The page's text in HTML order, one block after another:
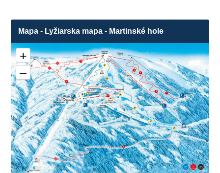
Mapa - Lyžiarska mapa - Martinské hole
1
1
2
2
3
3
4
4
6
6
7
8
8
8
9
9
❌
❌
❌
❌
❌
+
–